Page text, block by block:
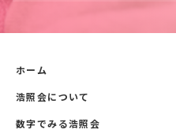
ホーム
浩照会について
数字でみる浩照会